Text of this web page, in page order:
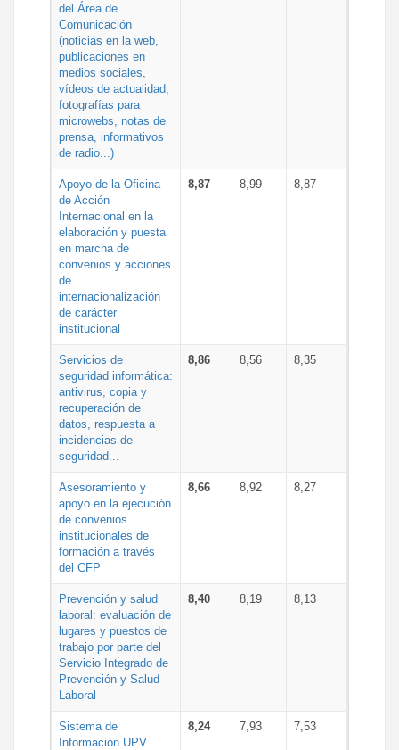
del Área de
Comunicación
(noticias en la web,
publicaciones en
medios sociales,
vídeos de actualidad,
fotografías para
microwebs, notas de
prensa, informativos
de radio...)
Apoyo de la Oficina
de Acción
Internacional en la
elaboración y puesta
en marcha de
convenios y acciones
de
internacionalización
de carácter
institucional
8,87 8,99 8,87
Servicios de
seguridad informática:
antivirus, copia y
recuperación de
datos, respuesta a
incidencias de
seguridad...
8,86 8,56 8,35
Asesoramiento y
apoyo en la ejecución
de convenios
institucionales de
formación a través
del CFP
8,66 8,92 8,27
Prevención y salud
laboral: evaluación de
lugares y puestos de
trabajo por parte del
Servicio Integrado de
Prevención y Salud
Laboral
8,40 8,19 8,13
Sistema de
Información UPV
8,24 7,93 7,53